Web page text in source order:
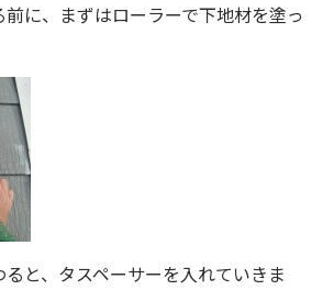
に、まずはローラーで下地材を塗っ
と、タスペーサーを入れていきま